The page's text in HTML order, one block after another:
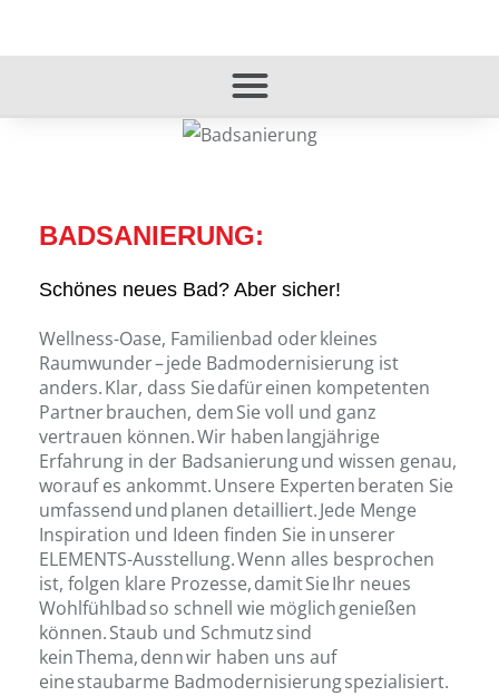
BADSANIERUNG:
Schönes neues Bad? Aber sicher!
Wellness-Oase, Familienbad oder kleines
Raumwunder – jede Badmodernisierung ist
anders. Klar, dass Sie dafür einen kompetenten
Partner brauchen, dem Sie voll und ganz
vertrauen können. Wir haben langjährige
Erfahrung in der Badsanierung und wissen genau,
worauf es ankommt. Unsere Experten beraten Sie
umfassend und planen detailliert. Jede Menge
Inspiration und Ideen finden Sie in unserer
ELEMENTS-Ausstellung. Wenn alles besprochen
ist, folgen klare Prozesse, damit Sie Ihr neues
Wohlfühlbad so schnell wie möglich genießen
können. Staub und Schmutz sind
kein Thema, denn wir haben uns auf
eine staubarme Badmodernisierung spezialisiert.